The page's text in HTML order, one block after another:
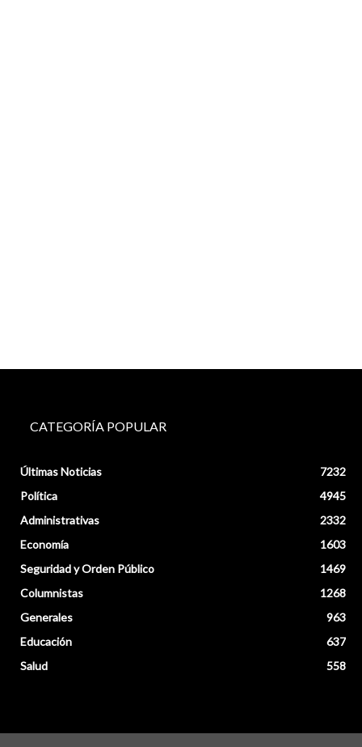
CATEGORÍA POPULAR
Últimas Noticias
7232
Política
4945
Administrativas
2332
Economía
1603
Seguridad y Orden Público
1469
Columnistas
1268
Generales
963
Educación
637
Salud
558